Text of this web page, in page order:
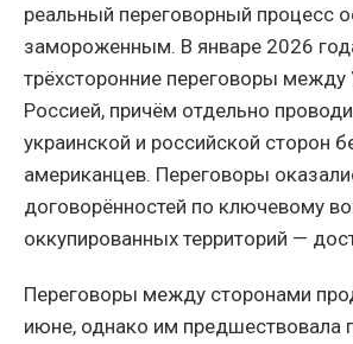
реальный переговорный процесс
замороженным. В январе 2026
трёхсторонние переговоры
Россией, причём отдельно
украинской и российской сторон
американцев. Переговоры
договорённостей по ключевому
оккупированных территорий —
Переговоры между сторонами
июне, однако им предшествовала